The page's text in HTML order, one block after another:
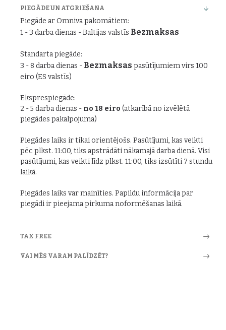
PIEGĀDE UN ATGRIEŠANA
Piegāde ar Omniva pakomātiem:
1 - 3 darba dienas - Baltijas valstīs Bezmaksas
Standarta piegāde:
3 - 8 darba dienas - Bezmaksas pasūtījumiem virs 100
eiro (ES valstīs)
Eksprespiegāde:
2 - 5 darba dienas - no 18 eiro (atkarībā no izvēlētā
piegādes pakalpojuma)
Piegādes laiks ir tikai orientējošs. Pasūtījumi, kas veikti
pēc plkst. 11:00, tiks apstrādāti nākamajā darba dienā. Visi
pasūtījumi, kas veikti līdz plkst. 11:00, tiks izsūtīti 7 stundu
laikā.
Piegādes laiks var mainīties. Papildu informācija par
piegādi ir pieejama pirkuma noformēšanas laikā.
TAX FREE
VAI MĒS VARAM PALĪDZĒT?